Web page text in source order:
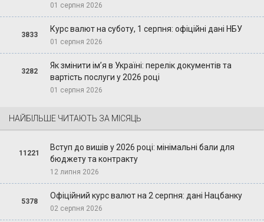
01 серпня 2026
3833
Курс валют на суботу, 1 серпня: офіційні дані НБУ
01 серпня 2026
3282
Як змінити ім’я в Україні: перелік документів та
вартість послуги у 2026 році
01 серпня 2026
НАЙБІЛЬШЕ ЧИТАЮТЬ ЗА МІСЯЦЬ
11221
Вступ до вишів у 2026 році: мінімальні бали для
бюджету та контракту
12 липня 2026
5378
Офіційний курс валют на 2 серпня: дані Нацбанку
02 серпня 2026